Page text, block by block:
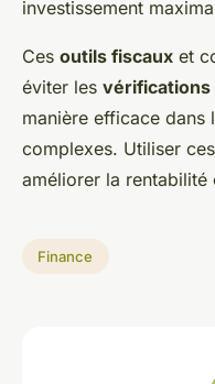
investissement
Ces outils fiscaux et
éviter les vérifications
manière efficace dans
complexes. Utiliser
améliorer la
Finance